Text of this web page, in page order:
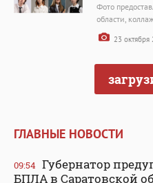
Фото
области,
23 октября
ГЛАВНЫЕ НОВОСТИ
09:54 Губернатор
БПЛА в Саратовской